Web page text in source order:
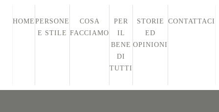
HOME PERSONE
E STILE
COSA
FACCIAMO
PER
IL
BENE
DI
TUTTI
STORIE
ED
OPINIONI
CONTATTACI